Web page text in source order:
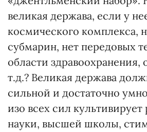
великая держава, если у
космического комплекса,
субмарин, нет передовых
области здравоохранения,
т.д.? Великая держава
сильной и достаточно
изо всех сил культивирует
науки, высшей школы,